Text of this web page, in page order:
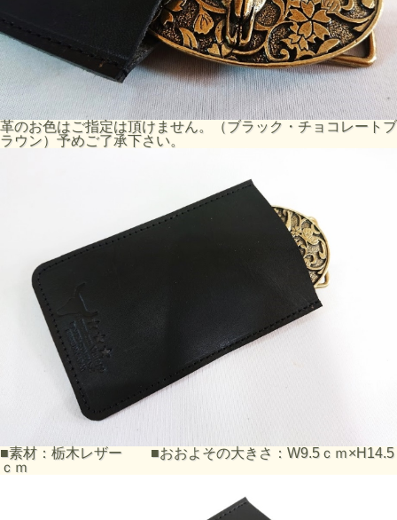
革のお色はご指定は頂けません。（ブラック・チョコレートブ
ラウン）予めご了承下さい。
■素材：栃木レザー ■おおよその大きさ：W9.5ｃｍ×H14.5
ｃｍ